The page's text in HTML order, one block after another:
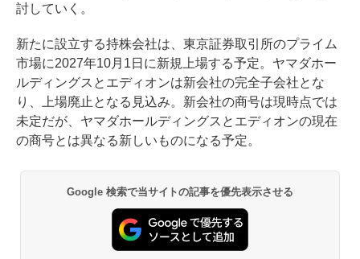
討していく。
新たに設立する持株会社は、東京証券取引所のプライム
市場に2027年10月1日に新規上場する予定。ヤマダホー
ルディングスとエディオンは新会社の完全子会社とな
り、上場廃止となる見込み。新会社の商号は現時点では
未定だが、ヤマダホールディングスとエディオンの現在
の商号とは異なる新しいものになる予定。
Google 検索で当サイトの記事を優先表示させる